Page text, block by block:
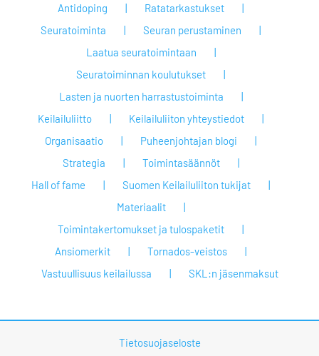
Antidoping
Ratatarkastukset
Seuratoiminta
Seuran perustaminen
Laatua seuratoimintaan
Seuratoiminnan koulutukset
Lasten ja nuorten harrastustoiminta
Keilailuliitto
Keilailuliiton yhteystiedot
Organisaatio
Puheenjohtajan blogi
Strategia
Toimintasäännöt
Hall of fame
Suomen Keilailuliiton tukijat
Materiaalit
Toimintakertomukset ja tulospaketit
Ansiomerkit
Tornados-veistos
Vastuullisuus keilailussa
SKL:n jäsenmaksut
Tietosuojaseloste